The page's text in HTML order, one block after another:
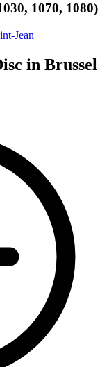
1070, 1080)
Jean
in Brussel